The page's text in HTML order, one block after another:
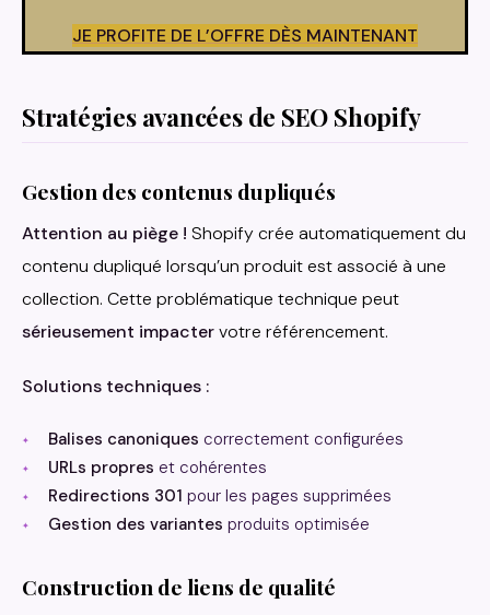
JE PROFITE DE L’OFFRE DÈS MAINTENANT
Stratégies avancées de SEO Shopify
Gestion des contenus dupliqués
Attention au piège ! Shopify crée automatiquement du
contenu dupliqué lorsqu’un produit est associé à une
collection. Cette problématique technique peut
sérieusement impactervotre référencement.
Solutions techniques :
Balises canoniques correctement configurées
URLs propres et cohérentes
Redirections 301 pour les pages supprimées
Gestion des variantes produits optimisée
Construction de liens de qualité